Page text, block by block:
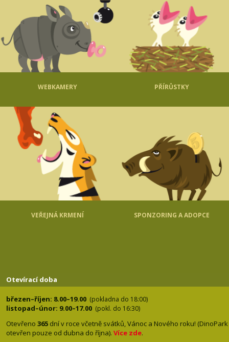
WEBKAMERY PŘÍRŮSTKY
VEŘEJNÁ KRMENÍ SPONZORING A ADOPCE
Otevírací doba
březen–říjen: 8.00–19.00 (pokladna do 18:00)
listopad–únor: 9.00–17.00 (pokl. do 16:30)
Otevřeno 365 dní v roce včetně svátků, Vánoc a Nového roku! (DinoPark
otevřen pouze od dubna do října). Více zde.